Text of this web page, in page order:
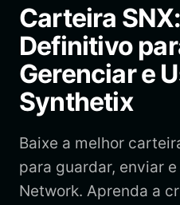
Bahasa Indonesia
ภาษาไทย
Español
Português (Brasil)
Carteira
Definitivo
Gerenciar e
Synthetix
Baixe a melhor
para guardar, enviar
Network. Aprenda a